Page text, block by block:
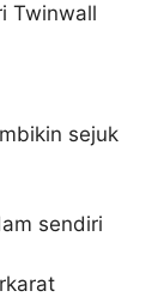
Twinwall
sejuk
sendiri